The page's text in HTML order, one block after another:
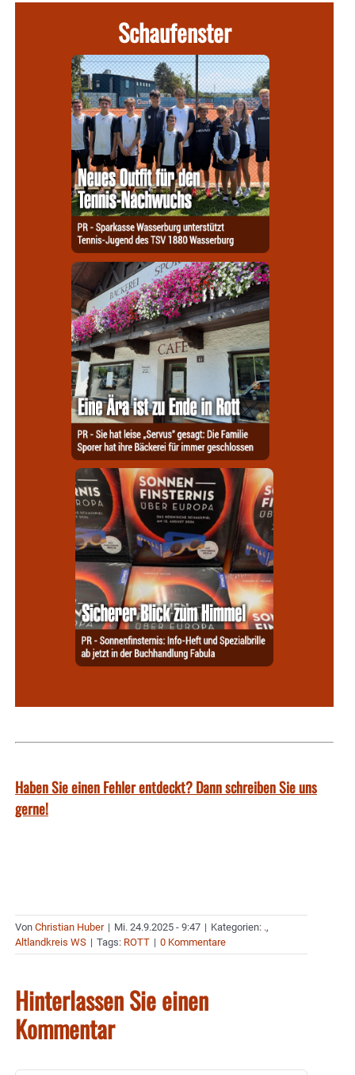
Schaufenster
Haben Sie einen Fehler entdeckt? Dann schreiben Sie uns
gerne!
Von Christian Huber | Mi. 24.9.2025 - 9:47 | Kategorien: .,
Altlandkreis WS | Tags: ROTT | 0 Kommentare
Hinterlassen Sie einen
Kommentar